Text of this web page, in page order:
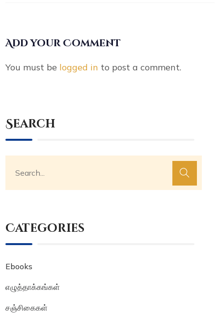
Add your Comment
You must be logged in to post a comment.
Search
Categories
Ebooks
எழுத்தாக்கங்கள்
சஞ்சிகைகள்